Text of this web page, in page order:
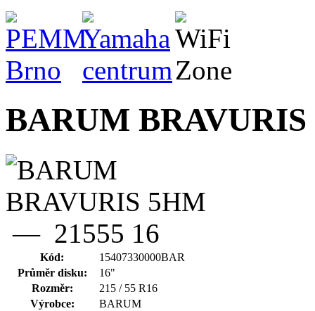
BARUM
Kód:
15407330000BAR
Průměr disku:
16"
Rozměr:
215 / 55 R16
Výrobce:
BARUM